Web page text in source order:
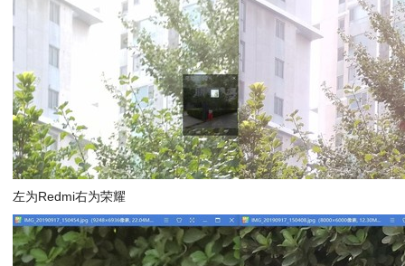
左为Redmi右为荣耀